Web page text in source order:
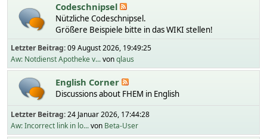
Codeschnipsel
Nützliche Codeschnipsel.
Größere Beispiele bitte in das WIKI stellen!
Letzter Beitrag:09 August 2026, 19:49:25
Aw: Notdienst Apotheke v...vonqlaus
English Corner
Discussions about FHEM in English
Letzter Beitrag:24 Januar 2026, 17:44:28
Aw: Incorrect link in lo...von Beta-User